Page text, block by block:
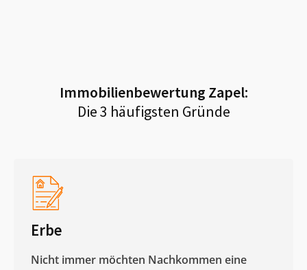
Immobilienbewertung Zapel:
Die 3 häufigsten Gründe
Erbe
Nicht immer möchten Nachkommen eine